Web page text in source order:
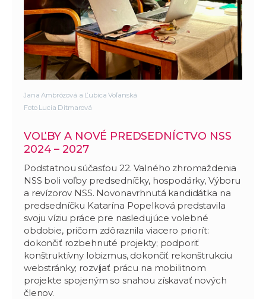
Jana Ambrózová a Ľubica Voľanská
Foto Lucia Ditmarová
VOĽBY A NOVÉ PREDSEDNÍCTVO NSS
2024 – 2027
Podstatnou súčasťou 22. Valného zhromaždenia
NSS boli voľby predsedníčky, hospodárky, Výboru
a revízorov NSS. Novonavrhnutá kandidátka na
predsedníčku Katarína Popelková predstavila
svoju víziu práce pre nasledujúce volebné
obdobie, pričom zdôraznila viacero priorít:
dokončiť rozbehnuté projekty; podporiť
konštruktívny lobizmus, dokončiť rekonštrukciu
webstránky; rozvíjať prácu na mobilitnom
projekte spojeným so snahou získavať nových
členov.